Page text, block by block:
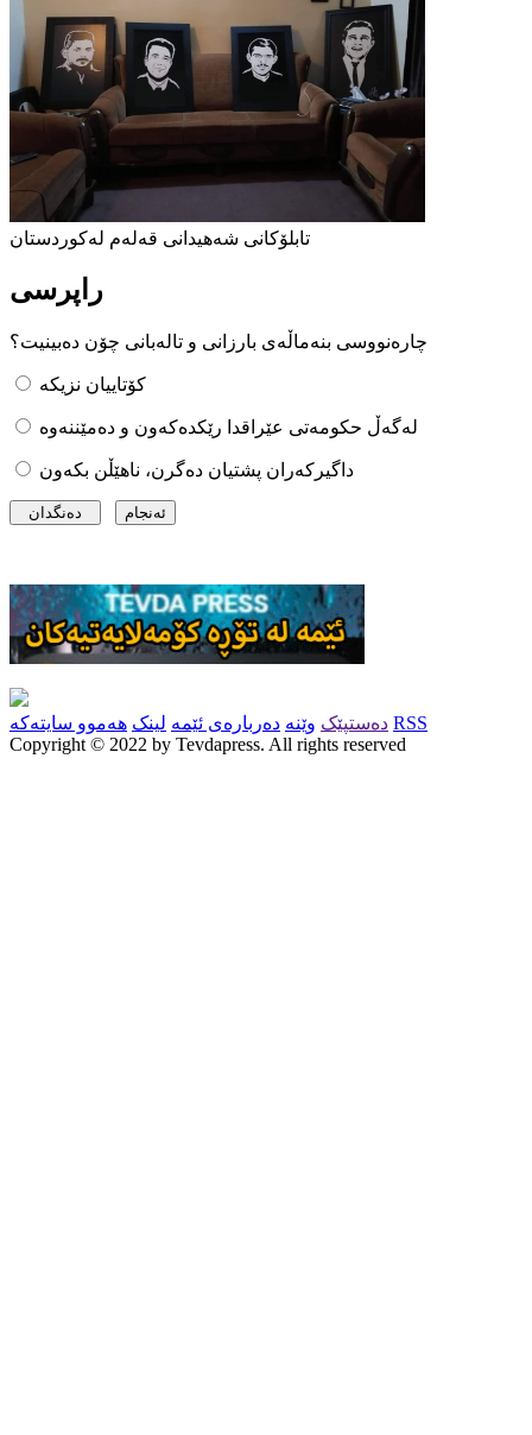
تابلۆکانی شەهیدانی قەلەم لەکوردستان
راپرسی
چارەنووسی بنەماڵەی بارزانی و تالەبانی چۆن دەبینیت؟
کۆتاییان نزیکە
لەگەڵ حکومەتی عێراقدا رێکدەکەون و دەمێننەوە
داگیرکەران پشتیان دەگرن، ناهێڵن بکەون
دەستپێک وێنە دەربارەی ئێمە لینک هەموو سایتەکە
RSS
Copyright © 2022 by Tevdapress. All rights reserved